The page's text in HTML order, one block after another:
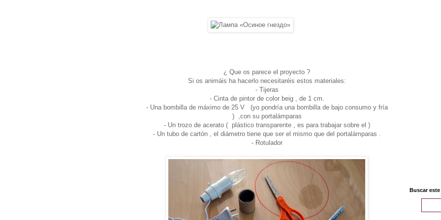
¿ Que os parece el proyecto ?
Si os animáis ha hacerlo necesitaréis estos materiales:
- Tijeras
- Cinta de pintor de color beig , de 1 cm.
- Una bombilla de máximo de 25 V (yo pondría una bombilla de bajo consumo y fría
) ,con su portalámparas
- Un trozo de acerato ( plástico transparente , es para trabajar sobre el )
- Un tubo de cartón , el diámetro tiene que ser el mismo que del portalámparas .
- Rotulador
Buscar